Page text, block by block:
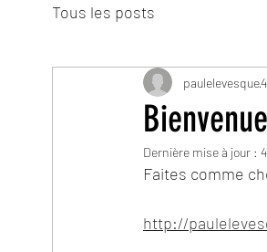
Tous les posts
paulelevesque
Dernière mise à jour :
Faites comme
http://